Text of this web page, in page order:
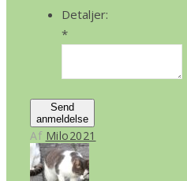
Detaljer:
*
Send
anmeldelse
Af Milo2021